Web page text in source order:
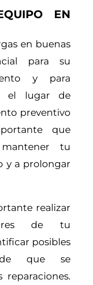
EN
en buenas
para su
y para
el lugar de
preventivo
que
tu
y a prolongar
realizar
de tu
posibles
de que se
reparaciones.